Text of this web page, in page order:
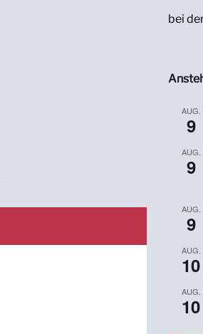
bei
AUG.
9
AUG.
9
AUG.
9
AUG.
10
AUG.
10